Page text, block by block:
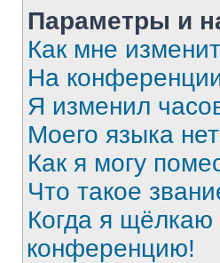
Параметры и
Как мне
На
Я изменил
Моего языка
Как я могу
Что такое
Когда я щёлкаю
конференцию!